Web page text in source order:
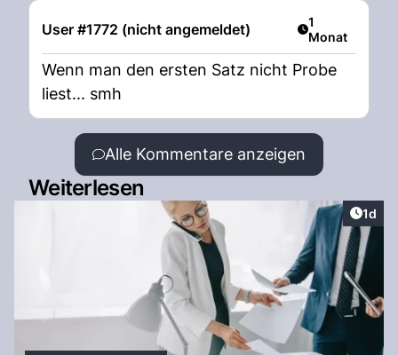
User #1772 (nicht angemeldet) Artikel
1
Monat
Wenn man den ersten Satz nicht Probe
liest... smh
Alle Kommentare anzeigen
Weiterlesen
1d